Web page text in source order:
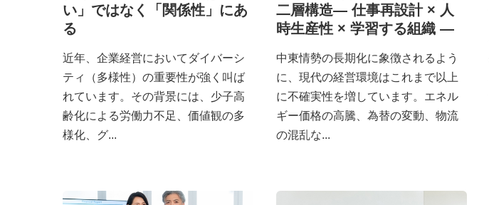
い」ではなく「関係性」にあ
る
近年、企業経営においてダイバーシ
ティ（多様性）の重要性が強く叫ば
れています。その背景には、少子高
齢化による労働力不足、価値観の多
様化、グ...
二層構造― 仕事再設計 × 人
時生産性 × 学習する組織 ―
中東情勢の長期化に象徴されるよう
に、現代の経営環境はこれまで以上
に不確実性を増しています。エネル
ギー価格の高騰、為替の変動、物流
の混乱な...